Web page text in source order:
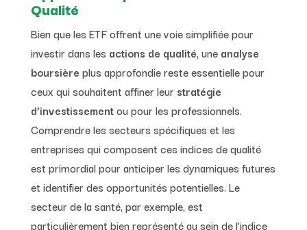
Qualité
Bien que les ETF offrent une voie simplifiée pour
investir dans les actions de qualité, une analyse
boursière plus approfondie reste essentielle pour
ceux qui souhaitent affiner leur stratégie
d’investissementou pour les professionnels.
Comprendre les secteurs spécifiques et les
entreprises qui composent ces indices de qualité
est primordial pour anticiper les dynamiques futures
et identifier des opportunités potentielles. Le
secteur de la santé, par exemple, est
particulièrement bien représenté au sein de l’indice